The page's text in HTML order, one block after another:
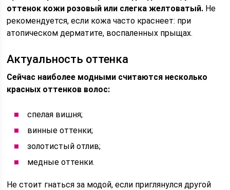
оттенок кожи розовый или слегка желтоватый. Не
рекомендуется, если кожа часто краснеет: при
атопическом дерматите, воспаленных прыщах.
Актуальность оттенка
Сейчас наиболее модными считаются несколько
красных оттенков волос:
спелая вишня;
винные оттенки;
золотистый отлив;
медные оттенки.
Не стоит гнаться за модой, если приглянулся другой